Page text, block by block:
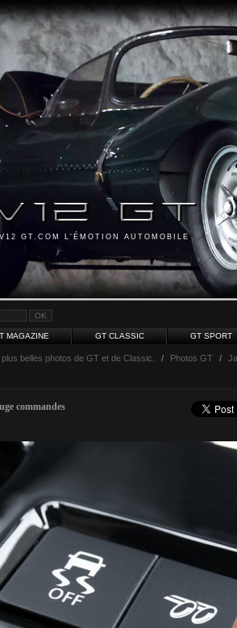
V12 GT.COM L'ÉMOTION AUTOMOBILE
MAGAZINE GT CLASSIC GT SPORT
plus belles photos de GT et de Classic. / Photos GT /
commandes